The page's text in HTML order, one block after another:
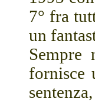
7° fra
un
Sempre
fornisce